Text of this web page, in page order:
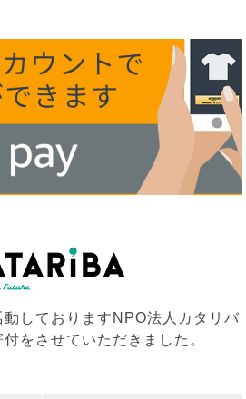
しておりますNPO法人カタリバ
をさせていただきました。